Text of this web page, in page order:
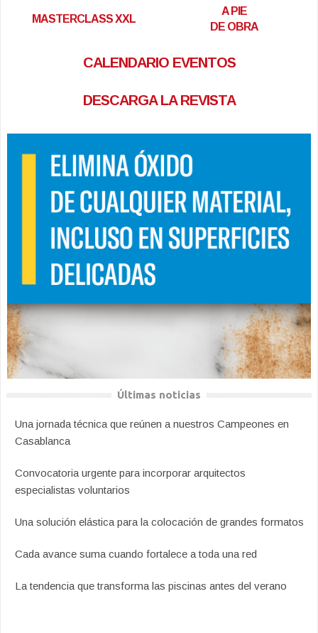
MASTERCLASS XXL
A PIE
DE OBRA
CALENDARIO EVENTOS
DESCARGA LA REVISTA
Últimas noticias
Una jornada técnica que reúnen a nuestros Campeones en
Casablanca
Convocatoria urgente para incorporar arquitectos
especialistas voluntarios
Una solución elástica para la colocación de grandes formatos
Cada avance suma cuando fortalece a toda una red
La tendencia que transforma las piscinas antes del verano